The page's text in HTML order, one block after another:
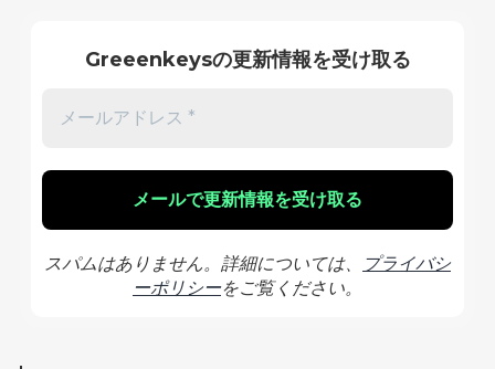
Greeenkeysの更新情報を受け取る
スパムはありません。詳細については、
プライバシ
ーポリシーをご覧ください。